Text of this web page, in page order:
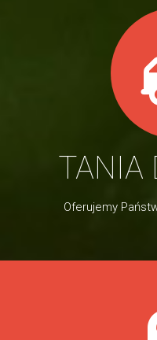
TANIA
Oferujemy